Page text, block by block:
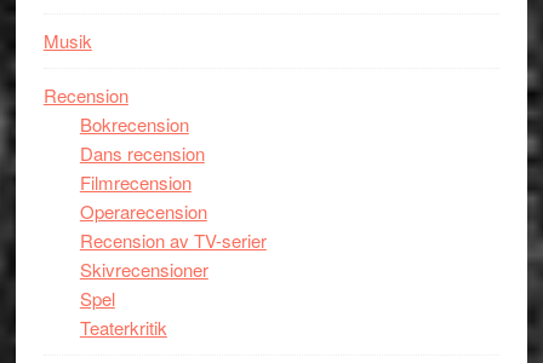
Musik
Recension
Bokrecension
Dans recension
Filmrecension
Operarecension
Recension av TV-serier
Skivrecensioner
Spel
Teaterkritik